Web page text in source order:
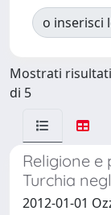
o inserisci
Mostrati
di 5
Religione e
Turchia
2012-01-01